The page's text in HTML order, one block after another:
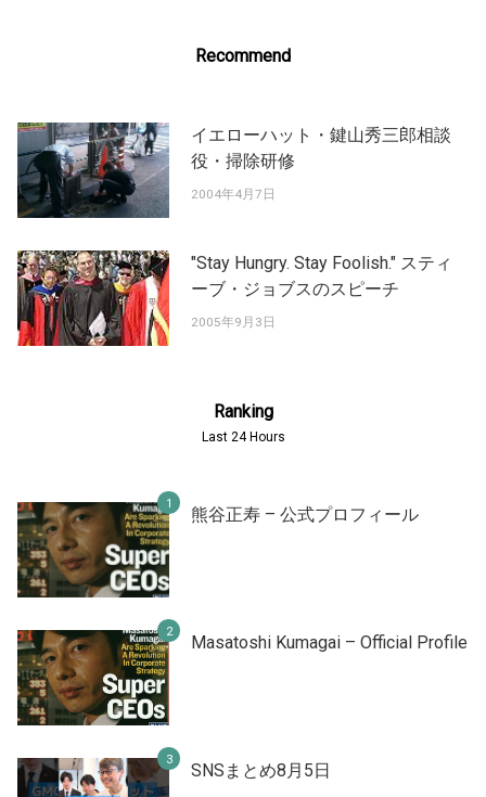
Recommend
イエローハット・鍵山秀三郎相談
役・掃除研修
2004年4月7日
"Stay Hungry. Stay Foolish." スティ
ーブ・ジョブスのスピーチ
2005年9月3日
Ranking
Last 24 Hours
熊谷正寿 – 公式プロフィール
Masatoshi Kumagai – Official Profile
SNSまとめ8月5日